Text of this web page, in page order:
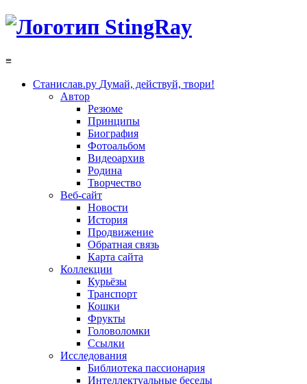
≡
Станислав.ру Думай, действуй, твори!
Автор
Резюме
Принципы
Биография
Фотоальбом
Видеоархив
Родина
Творчество
Веб-сайт
Новости
История
Продвижение
Обратная связь
Карта сайта
Коллекции
Курьёзы
Транспорт
Кошки
Фрукты
Головоломки
Ссылки
Исследования
Библиотека пассионария
Интеллектуальные беседы